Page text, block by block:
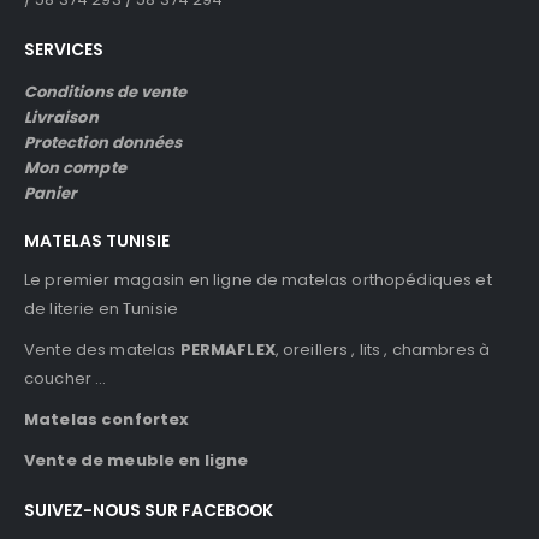
SERVICES
Conditions de vente
Livraison
Protection données
Mon compte
Panier
MATELAS TUNISIE
Le premier magasin en ligne de matelas orthopédiques et
de literie en Tunisie
Vente des matelas PERMAFLEX, oreillers , lits , chambres à
coucher …
Matelas confortex
Vente de meuble en ligne
SUIVEZ-NOUS SUR FACEBOOK